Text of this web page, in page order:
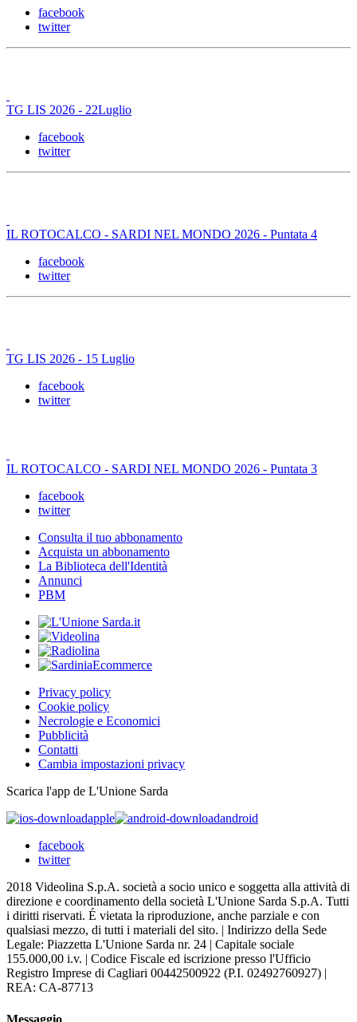
facebook
twitter
TG LIS 2026 - 22Luglio
facebook
twitter
IL ROTOCALCO - SARDI NEL MONDO 2026 - Puntata 4
facebook
twitter
TG LIS 2026 - 15 Luglio
facebook
twitter
IL ROTOCALCO - SARDI NEL MONDO 2026 - Puntata 3
facebook
twitter
Consulta il tuo abbonamento
Acquista un abbonamento
La Biblioteca dell'Identità
Annunci
PBM
Privacy policy
Cookie policy
Necrologie e Economici
Pubblicità
Contatti
Cambia impostazioni privacy
Scarica l'app de L'Unione Sarda
apple
android
facebook
twitter
2018 Videolina S.p.A. società a socio unico e soggetta alla attività di
direzione e coordinamento della società L'Unione Sarda S.p.A. Tutti
i diritti riservati. É vietata la riproduzione, anche parziale e con
qualsiasi mezzo, di tutti i materiali del sito. | Indirizzo della Sede
Legale: Piazzetta L'Unione Sarda nr. 24 | Capitale sociale
155.000,00 i.v. | Codice Fiscale ed iscrizione presso l'Ufficio
Registro Imprese di Cagliari 00442500922 (P.I. 02492760927) |
REA: CA-87713
Messaggio